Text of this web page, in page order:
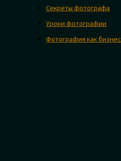
Секреты фотографа
Уроки фотографии
Фотография как бизнес